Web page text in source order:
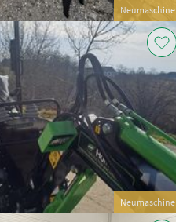
Neumaschine
Neumaschine